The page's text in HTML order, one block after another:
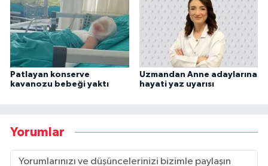
Patlayan konserve
kavanozu bebeği yaktı
Uzmandan Anne adaylarına
hayati yaz uyarısı
Yorumlar